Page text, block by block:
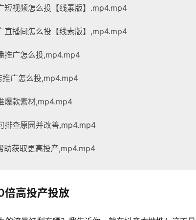
短视频怎么投【线素版】.mp4.mp4
直播间怎么投【线素版】,mp4.mp4
推广怎么投,mp4.mp4
推广怎么投,mp4.mp4
爆款素材,mp4.mp4
排查原园并改善,mp4.mp4
助获取更高投产,mp4.mp4
高投产投放